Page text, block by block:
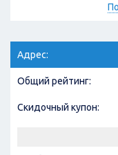
Адрес:
Общий рейтинг:
Скидочный купон: